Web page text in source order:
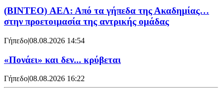
(BINTEO) ΑΕΛ: Από τα γήπεδα της Ακαδημίας…
στην προετοιμασία της αντρικής ομάδας
Γήπεδο|08.08.2026 14:54
«Πονάει» και δεν... κρύβεται
Γήπεδο|08.08.2026 16:22